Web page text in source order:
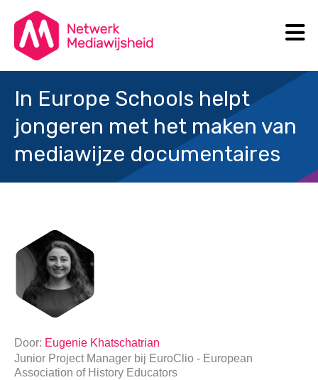
In Europe Schools helpt
jongeren met het maken van
mediawijze documentaires
Door: Eugenie Khatschatrian
Junior Project Manager bij EuroClio - European
Association of History Educators